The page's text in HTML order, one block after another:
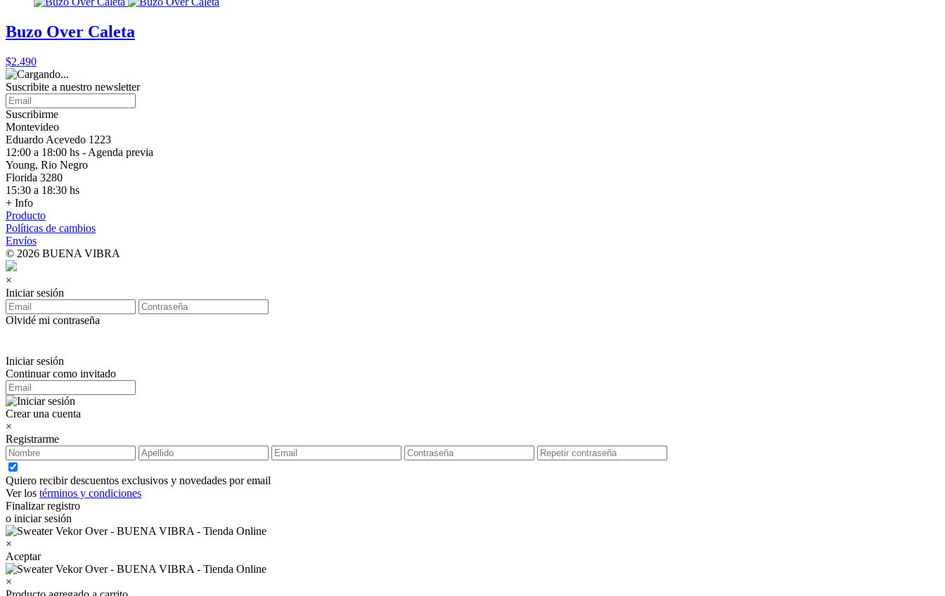
Buzo Over Caleta
$2.490
Suscribite a nuestro newsletter
Suscribirme
Montevideo
Eduardo Acevedo 1223
12:00 a 18:00 hs - Agenda previa
Young, Rio Negro
Florida 3280
15:30 a 18:30 hs
+ Info
Producto
Políticas de cambios
Envíos
© 2026 BUENA VIBRA
×
Iniciar sesión
Olvidé mi contraseña
Iniciar sesión
Continuar como invitado
Crear una cuenta
×
Registrarme
Quiero recibir descuentos exclusivos y novedades por email
Ver los términos y condiciones
Finalizar registro
o iniciar sesión
×
Aceptar
×